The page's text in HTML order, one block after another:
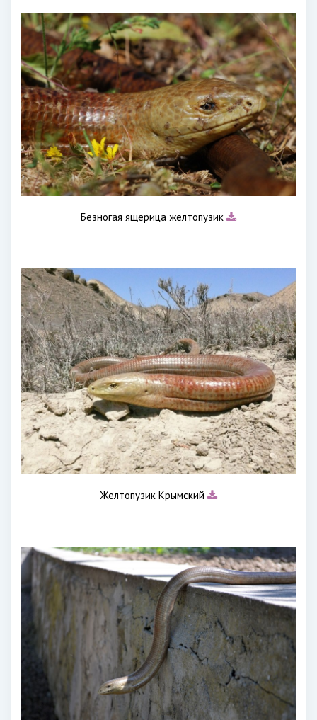
Безногая ящерица желтопузик
Желтопузик Крымский